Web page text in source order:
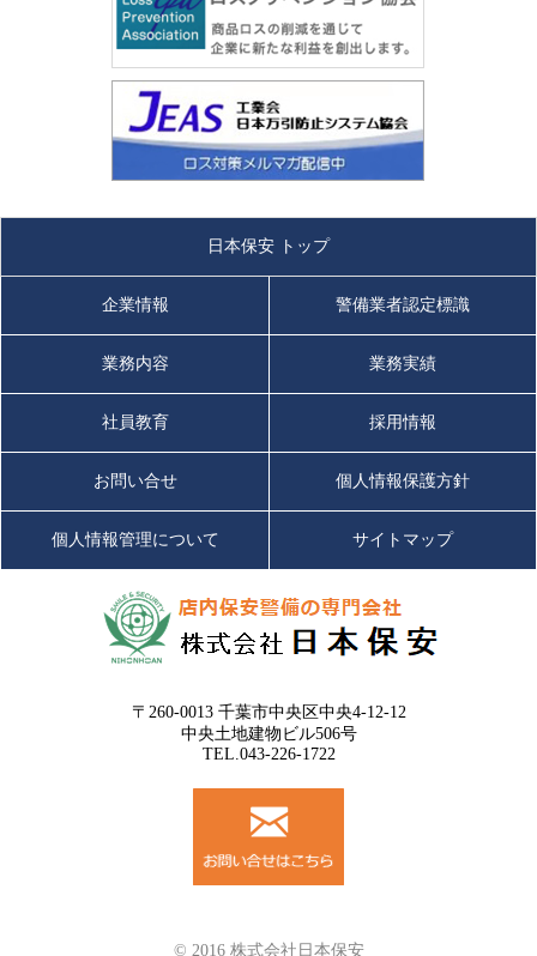
日本保安 トップ
企業情報 警備業者認定標識
業務内容 業務実績
社員教育 採用情報
お問い合せ 個人情報保護方針
個人情報管理について サイトマップ
〒260-0013 千葉市中央区中央4-12-12
中央土地建物ビル506号
TEL.043-226-1722
© 2016 株式会社日本保安